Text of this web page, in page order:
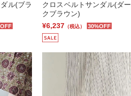
ル(ブラ
クロスベルトサンダル(ダー
クブラウン)
¥6,237 （税込） 30%OFF